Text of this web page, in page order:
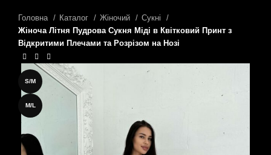
Головна Каталог Жіночий
Сукні
Жіноча Літня Пудрова Сукня Міді в Квітковий Принт з
Відкритими Плечами та Розрізом на Нозі
S/M
M/L